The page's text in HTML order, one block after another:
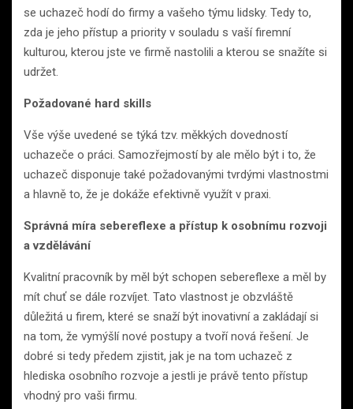
se uchazeč hodí do firmy a vašeho týmu lidsky. Tedy to,
zda je jeho přístup a priority v souladu s vaší firemní
kulturou, kterou jste ve firmě nastolili a kterou se snažíte si
udržet.
Požadované hard skills
Vše výše uvedené se týká tzv. měkkých dovedností
uchazeče o práci. Samozřejmostí by ale mělo být i to, že
uchazeč disponuje také požadovanými tvrdými vlastnostmi
a hlavně to, že je dokáže efektivně využít v praxi.
Správná míra sebereflexe a přístup k osobnímu rozvoji
a vzdělávání
Kvalitní pracovník by měl být schopen sebereflexe a měl by
mít chuť se dále rozvíjet. Tato vlastnost je obzvláště
důležitá u firem, které se snaží být inovativní a zakládají si
na tom, že vymýšlí nové postupy a tvoří nová řešení. Je
dobré si tedy předem zjistit, jak je na tom uchazeč z
hlediska osobního rozvoje a jestli je právě tento přístup
vhodný pro vaši firmu.